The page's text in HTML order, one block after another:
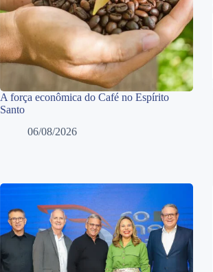
A força econômica do Café no Espírito
Santo
06/08/2026